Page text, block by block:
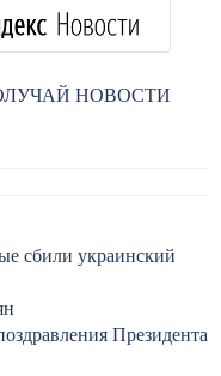
НОВОСТИ
сбили украинский
Президента